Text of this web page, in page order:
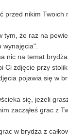
przed nikim Twoich
tym, że raz na
wynajęcia".
nic na temat brydża.
Ci zdjęcie przy
pojawia się w
się, jeżeli
zacząłeś grac z
w brydża z